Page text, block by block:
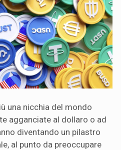
una nicchia del mondo
agganciate al dollaro o ad
diventando un pilastro
al punto da preoccupare